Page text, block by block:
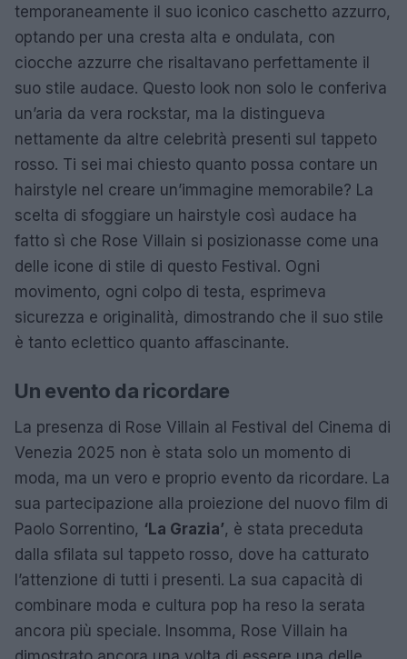
temporaneamente il suo iconico caschetto azzurro,
optando per una cresta alta e ondulata, con
ciocche azzurre che risaltavano perfettamente il
suo stile audace. Questo look non solo le conferiva
un’aria da vera rockstar, ma la distingueva
nettamente da altre celebrità presenti sul tappeto
rosso. Ti sei mai chiesto quanto possa contare un
hairstyle nel creare un’immagine memorabile? La
scelta di sfoggiare un hairstyle così audace ha
fatto sì che Rose Villain si posizionasse come una
delle icone di stile di questo Festival. Ogni
movimento, ogni colpo di testa, esprimeva
sicurezza e originalità, dimostrando che il suo stile
è tanto eclettico quanto affascinante.
Un evento da ricordare
La presenza di Rose Villain al Festival del Cinema di
Venezia 2025 non è stata solo un momento di
moda, ma un vero e proprio evento da ricordare. La
sua partecipazione alla proiezione del nuovo film di
Paolo Sorrentino, ‘La Grazia’, è stata preceduta
dalla sfilata sul tappeto rosso, dove ha catturato
l’attenzione di tutti i presenti. La sua capacità di
combinare moda e cultura pop ha reso la serata
ancora più speciale. Insomma, Rose Villain ha